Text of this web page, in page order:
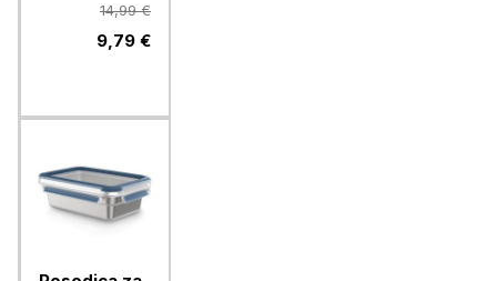
14,99 €
9,79 €